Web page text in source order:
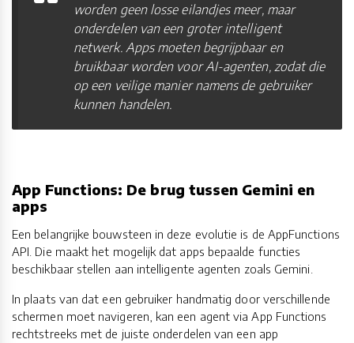
worden geen losse eilandjes meer, maar
onderdelen van een groter intelligent
netwerk. Apps moeten begrijpbaar en
bruikbaar worden voor AI-agenten, zodat die
op een veilige manier namens de gebruiker
kunnen handelen.
App Functions: De brug tussen Gemini en
apps
Een belangrijke bouwsteen in deze evolutie is de AppFunctions
API. Die maakt het mogelijk dat apps bepaalde functies
beschikbaar stellen aan intelligente agenten zoals Gemini.
In plaats van dat een gebruiker handmatig door verschillende
schermen moet navigeren, kan een agent via App Functions
rechtstreeks met de juiste onderdelen van een app